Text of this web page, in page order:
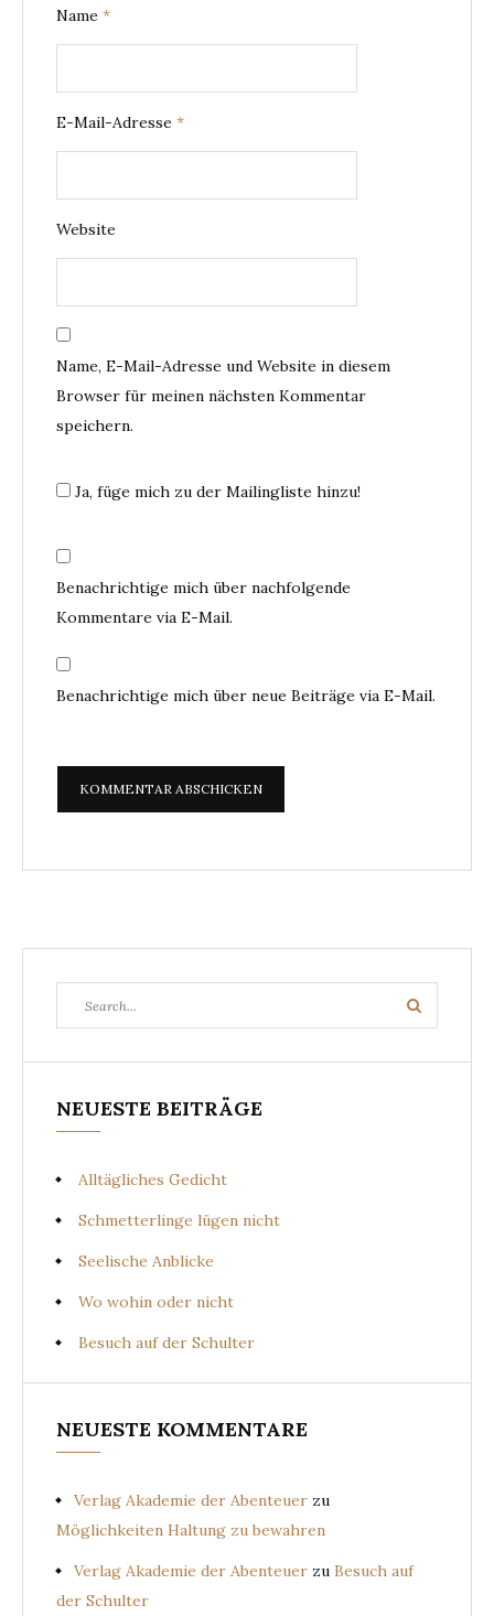
Name *
E-Mail-Adresse *
Website
Name, E-Mail-Adresse und Website in diesem
Browser für meinen nächsten Kommentar
speichern.
Ja, füge mich zu der Mailingliste hinzu!
Benachrichtige mich über nachfolgende
Kommentare via E-Mail.
Benachrichtige mich über neue Beiträge via E-Mail.
for:
Search
NEUESTE BEITRÄGE
Alltägliches Gedicht
Schmetterlinge lügen nicht
Seelische Anblicke
Wo wohin oder nicht
Besuch auf der Schulter
NEUESTE KOMMENTARE
Verlag Akademie der Abenteuer zu
Möglichkeiten Haltung zu bewahren
Verlag Akademie der Abenteuer zu Besuch auf
der Schulter